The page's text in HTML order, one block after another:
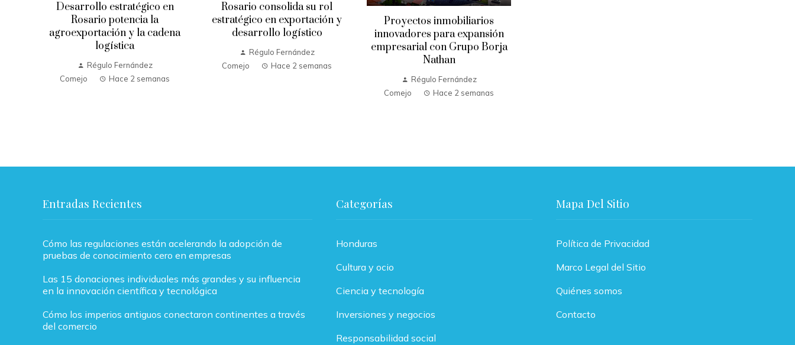
Desarrollo estratégico en
Rosario potencia la
agroexportación y la cadena
logística
Régulo Fernández
Comejo
Hace 2 semanas
Rosario consolida su rol
estratégico en exportación y
desarrollo logístico
Régulo Fernández
Comejo
Hace 2 semanas
Proyectos inmobiliarios
innovadores para expansión
empresarial con Grupo Borja
Nathan
Régulo Fernández
Comejo
Hace 2 semanas
Entradas Recientes
Cómo las regulaciones están acelerando la adopción de
pruebas de conocimiento cero en empresas
Las 15 donaciones individuales más grandes y su influencia
en la innovación científica y tecnológica
Cómo los imperios antiguos conectaron continentes a través
del comercio
Categorías
Honduras
Cultura y ocio
Ciencia y tecnología
Inversiones y negocios
Responsabilidad social
Mapa Del Sitio
Política de Privacidad
Marco Legal del Sitio
Quiénes somos
Contacto